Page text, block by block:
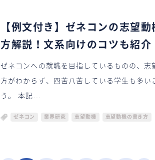
【例文付き】ゼネコンの志望動
方解説！文系向けのコツも紹介
ゼネコンへの就職を目指しているものの、志
方がわからず、四苦八苦している学生も多い
う。 本記...
ゼネコン 業界研究 志望動機 志望動機の書き方